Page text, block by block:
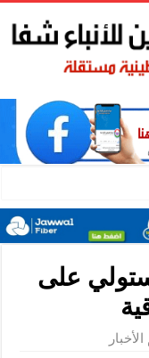
على